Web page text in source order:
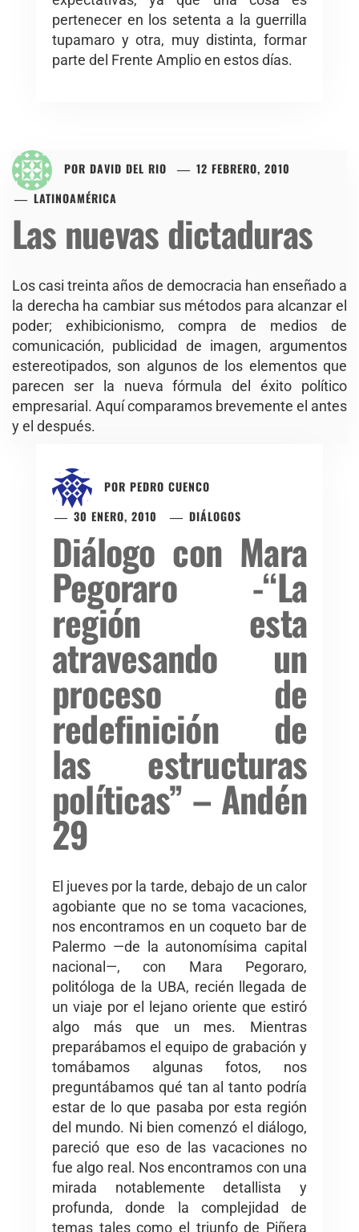
pertenecer en los setenta a la guerrilla
tupamaro y otra, muy distinta, formar
parte del Frente Amplio en estos días.
POR DAVID DEL RIO
12 FEBRERO, 2010
LATINOAMÉRICA
Las nuevas dictaduras
Los casi treinta años de democracia han enseñado a
la derecha ha cambiar sus métodos para alcanzar el
poder; exhibicionismo, compra de medios de
comunicación, publicidad de imagen, argumentos
estereotipados, son algunos de los elementos que
parecen ser la nueva fórmula del éxito político
empresarial. Aquí comparamos brevemente el antes
y el después.
POR PEDRO CUENCO
30 ENERO, 2010
DIÁLOGOS
Diálogo con Mara
Pegoraro -“La
región esta
atravesando un
proceso de
redefinición de
las estructuras
políticas” – Andén
29
El jueves por la tarde, debajo de un calor
agobiante que no se toma vacaciones,
nos encontramos en un coqueto bar de
Palermo —de la autonomísima capital
nacional—, con Mara Pegoraro,
politóloga de la UBA, recién llegada de
un viaje por el lejano oriente que estiró
algo más que un mes. Mientras
preparábamos el equipo de grabación y
tomábamos algunas fotos, nos
preguntábamos qué tan al tanto podría
estar de lo que pasaba por esta región
del mundo. Ni bien comenzó el diálogo,
pareció que eso de las vacaciones no
fue algo real. Nos encontramos con una
mirada notablemente detallista y
profunda, donde la complejidad de
temas tales como el triunfo de Piñera